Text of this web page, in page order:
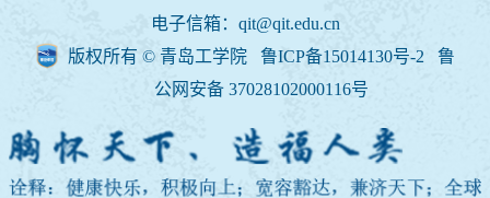
电子信箱：qit@qit.edu.cn
版权所有 © 青岛工学院 鲁ICP备15014130号-2
鲁
公网安备 37028102000116号